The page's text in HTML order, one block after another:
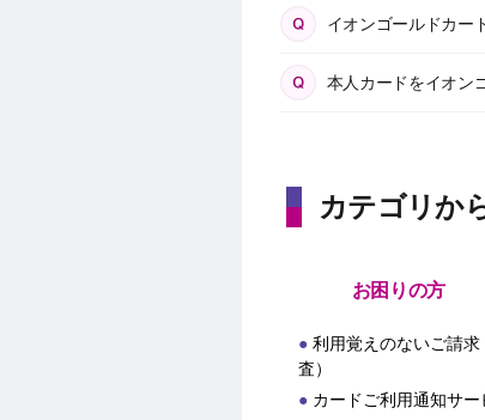
イオンゴールドカー
本人カードをイオン
カテゴリか
お困りの方
利用覚えのないご請求
査）
カードご利用通知サー